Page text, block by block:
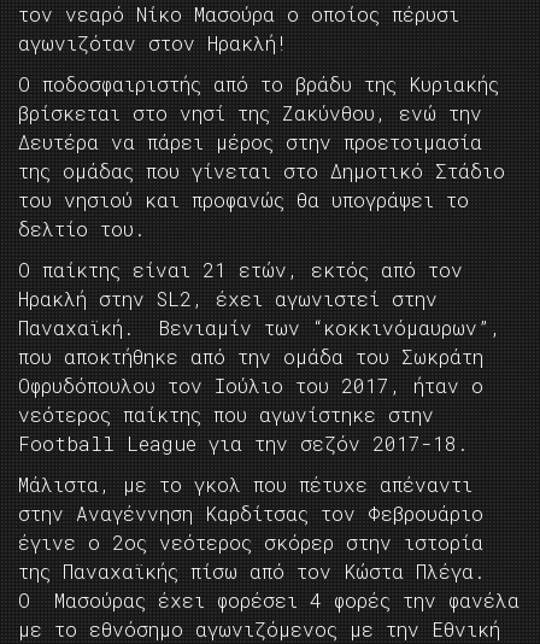
τον νεαρό Νίκο Μασούρα ο οποίος πέρυσι
αγωνιζόταν στον Ηρακλή!
Ο ποδοσφαιριστής από το βράδυ της Κυριακής
βρίσκεται στο νησί της Ζακύνθου, ενώ την
Δευτέρα να πάρει μέρος στην προετοιμασία
της ομάδας που γίνεται στο Δημοτικό Στάδιο
του νησιού και προφανώς θα υπογράψει το
δελτίο του.
Ο παίκτης είναι 21 ετών, εκτός από τον
Ηρακλή στην SL2, έχει αγωνιστεί στην
Παναχαϊκή. Βενιαμίν των “κοκκινόμαυρων”,
που αποκτήθηκε από την ομάδα του Σωκράτη
Οφρυδόπουλου τον Ιούλιο του 2017, ήταν ο
νεότερος παίκτης που αγωνίστηκε στην
Football League για την σεζόν 2017-18.
Μάλιστα, με το γκολ που πέτυχε απέναντι
στην Αναγέννηση Καρδίτσας τον Φεβρουάριο
έγινε ο 2ος νεότερος σκόρερ στην ιστορία
της Παναχαϊκής πίσω από τον Κώστα Πλέγα.
Ο Μασούρας έχει φορέσει 4 φορές την φανέλα
με το εθνόσημο αγωνιζόμενος με την Εθνική